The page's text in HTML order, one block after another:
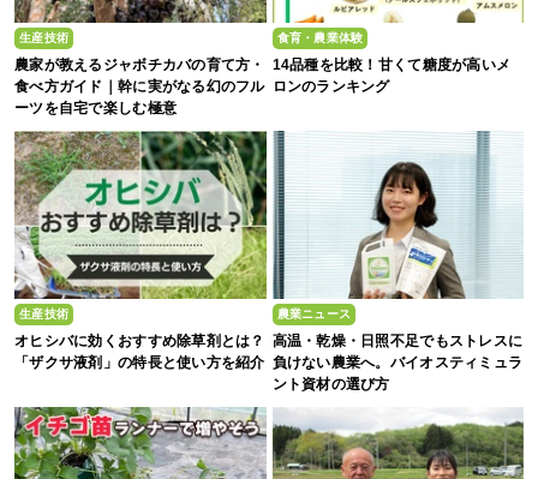
生産技術
農家が教えるジャボチカバの育て方・
食べ方ガイド｜幹に実がなる幻のフル
ーツを自宅で楽しむ極意
食育・農業体験
14品種を比較！甘くて糖度が高いメ
ロンのランキング
生産技術
オヒシバに効くおすすめ除草剤とは？
「ザクサ液剤」の特長と使い方を紹介
農業ニュース
高温・乾燥・日照不足でもストレスに
負けない農業へ。バイオスティミュラ
ント資材の選び方